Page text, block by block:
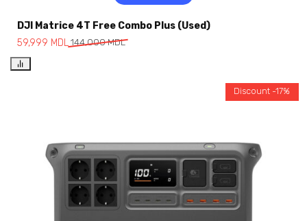
DJI Matrice 4T Free Combo Plus (Used)
144,000MDL
59,999 MDL
Discount -17%